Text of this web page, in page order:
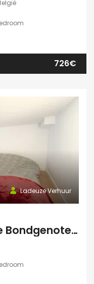
726€
Ladeuze Verhuur
Prachtige studio op de Bondgenotenlaan